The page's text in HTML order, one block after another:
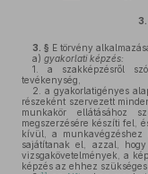
3.
3. § E törvény
a) gyakorlati képzés:
1. a szakképzésről
tevékenység,
2. a gyakorlatigényes
részeként szervezett
munkakör ellátásához
megszerzésére készíti fel,
kívül, a munkavégzéshez
sajátítanak el, azzal,
vizsgakövetelmények, a
képzés az ehhez